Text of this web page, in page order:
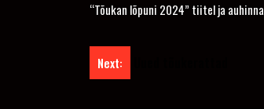
“Tõukan lõpuni 2024” tiitel ja
Post
Next: